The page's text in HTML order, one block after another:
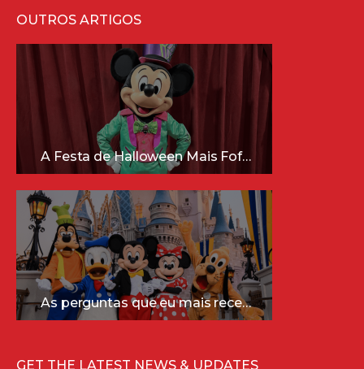
OUTROS ARTIGOS
A Festa de Halloween Mais Fofa da Disney Está Chegando!
As perguntas que eu mais recebo sobre a Disney (e as respostas mais sinceras!)
GET THE LATEST NEWS & UPDATES